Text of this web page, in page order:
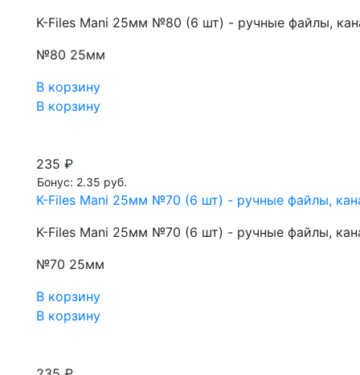
K-Files Mani 25мм №80 (6 шт) - ручные файлы,
№80 25мм
В корзину
В корзину
235 ₽
Бонус: 2.35 руб.
K-Files Mani 25мм №70 (6 шт) - ручные файлы,
K-Files Mani 25мм №70 (6 шт) - ручные файлы,
№70 25мм
В корзину
В корзину